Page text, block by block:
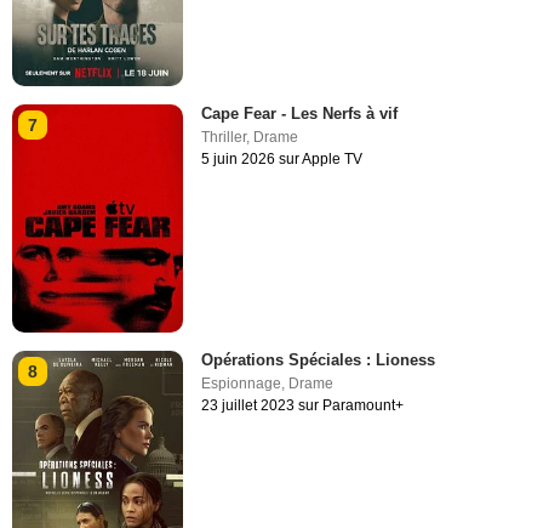
7
Cape Fear - Les Nerfs à vif
Thriller, Drame
5 juin 2026 sur Apple TV
8
Opérations Spéciales : Lioness
Espionnage, Drame
23 juillet 2023 sur Paramount+